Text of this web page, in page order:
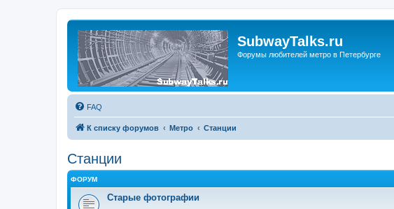
SubwayTalks.ru
Форумы любителей метро в Петербурге
FAQ
К списку форумов Метро Станции
Станции
ФОРУМ
Старые фотографии